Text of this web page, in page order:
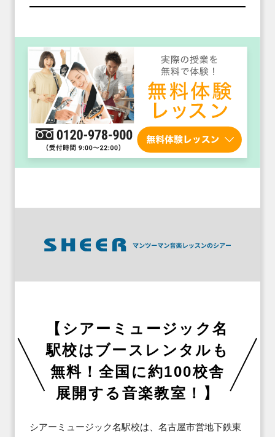
【シアーミュージック名
駅校はブースレンタルも
無料！全国に約100校舎
展開する音楽教室！】
シアーミュージック名駅校は、名古屋市営地下鉄東